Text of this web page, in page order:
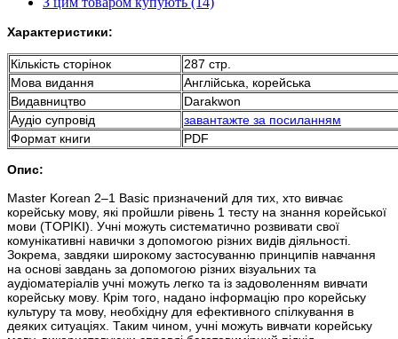
Характеристики:
Кількість сторінок
287 стр.
Мова видання
Англійська, корейська
Видавництво
Darakwon
Аудіо супровід
завантажте за посиланням
Формат книги
PDF
Опис:
Master Korean 2–1 Basic призначений для тих, хто вивчає
корейську мову, які пройшли рівень 1 тесту на знання корейської
мови (TOPIKⅠ). Учні можуть систематично розвивати свої
комунікативні навички з допомогою різних видів діяльності.
Зокрема, завдяки широкому застосуванню принципів навчання
на основі завдань за допомогою різних візуальних та
аудіоматеріалів учні можуть легко та із задоволенням вивчати
корейську мову. Крім того, надано інформацію про корейську
культуру та мову, необхідну для ефективного спілкування в
деяких ситуаціях. Таким чином, учні можуть вивчати корейську